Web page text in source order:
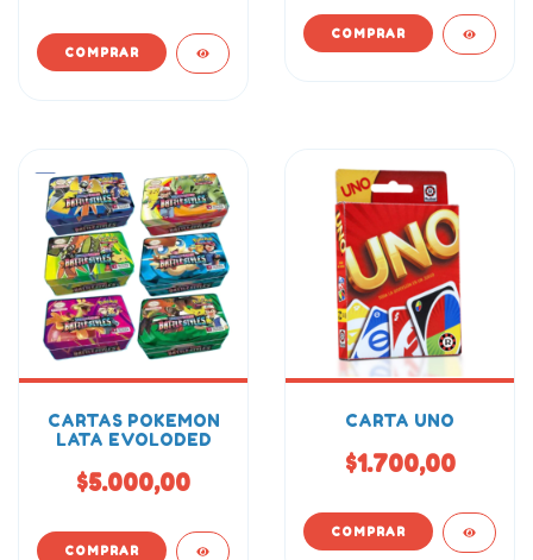
CARTAS POKEMON
LATA EVOLODED
$5.000,00
CARTA UNO
$1.700,00